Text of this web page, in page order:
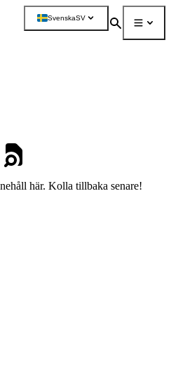
Meny
Mer
SvenskaSV
Sök
här. Kolla tillbaka senare!